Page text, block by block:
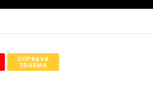
DOPRAVA
ZDARMA